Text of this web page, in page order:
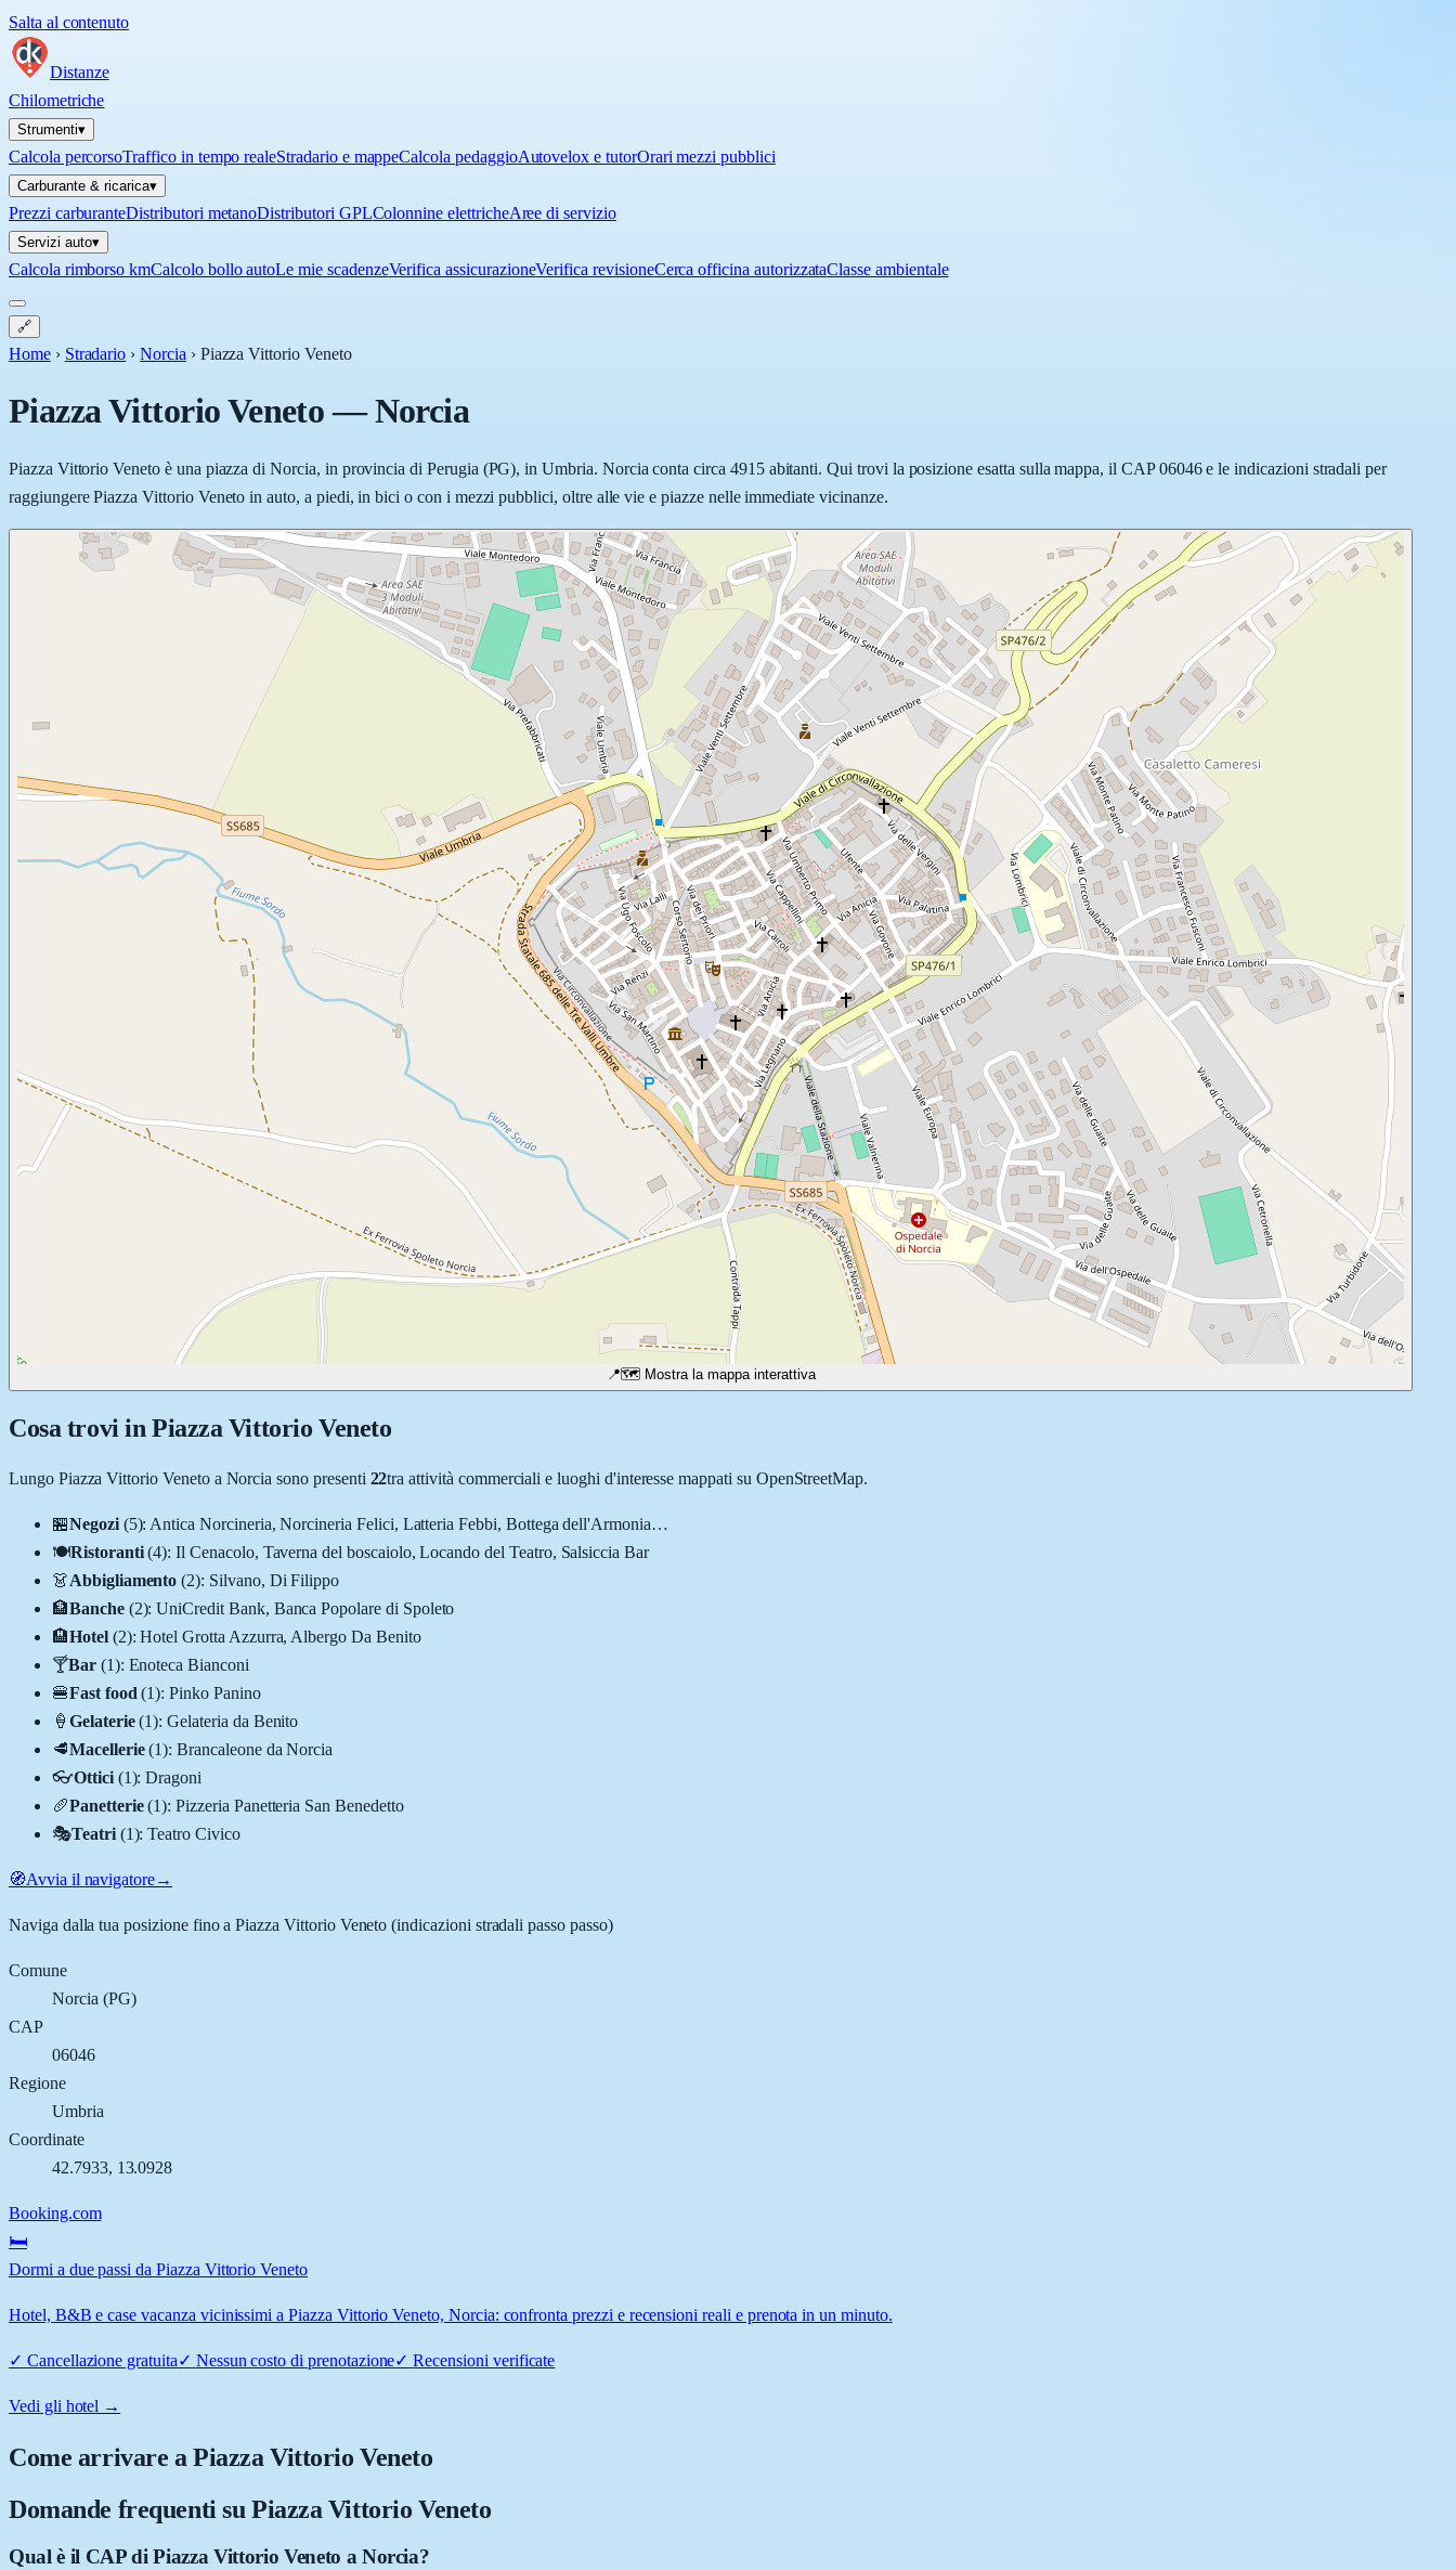
Salta al contenuto
Distanze
Chilometriche
Strumenti▾
Calcola percorsoTraffico in tempo realeStradario e mappeCalcola pedaggioAutovelox e tutorOrari mezzi pubblici
Carburante & ricarica▾
Prezzi carburanteDistributori metanoDistributori GPLColonnine elettricheAree di servizio
Servizi auto▾
Calcola rimborso kmCalcolo bollo autoLe mie scadenzeVerifica assicurazioneVerifica revisioneCerca officina autorizzataClasse ambientale
🔗
Home › Stradario › Norcia › Piazza Vittorio Veneto
Piazza Vittorio Veneto—Norcia
Piazza Vittorio Veneto è una piazza di Norcia, in provincia di Perugia (PG), in Umbria. Norcia conta circa 4915 abitanti. Qui trovi la posizione esatta sulla mappa, il CAP 06046 e le indicazioni stradali per
raggiungere Piazza Vittorio Veneto in auto, a piedi, in bici o con i mezzi pubblici, oltre alle vie e piazze nelle immediate vicinanze.
📍🗺️ Mostra la mappa interattiva
Cosa trovi in Piazza Vittorio Veneto
Lungo Piazza Vittorio Venetoa Norcia sono presenti 22tra attività commerciali e luoghi d'interesse mappati su OpenStreetMap.
🏪Negozi (5): Antica Norcineria, Norcineria Felici, Latteria Febbi, Bottega dell'Armonia…
🍽️Ristoranti (4):Il Cenacolo, Taverna del boscaiolo, Locando del Teatro, Salsiccia Bar
👗Abbigliamento (2): Silvano, Di Filippo
🏦Banche (2):UniCredit Bank, Banca Popolare di Spoleto
🏨Hotel (2):Hotel Grotta Azzurra, Albergo Da Benito
🍸Bar (1): Enoteca Bianconi
🍔Fast food (1):Pinko Panino
🍦 Gelaterie (1):Gelateria da Benito
🥩Macellerie (1):Brancaleone da Norcia
👓Ottici (1):Dragoni
🥖Panetterie (1):Pizzeria Panetteria San Benedetto
🎭Teatri (1):Teatro Civico
🧭Avvia il navigatore→
Naviga dalla tua posizione fino aPiazza Vittorio Veneto (indicazioni stradali passo passo)
Comune
Norcia (PG)
CAP
06046
Regione
Umbria
Coordinate
42.7933, 13.0928
Booking.com
🛏️
Dormi a due passi da Piazza Vittorio Veneto
Hotel, B&B e case vacanza vicinissimi a Piazza Vittorio Veneto, Norcia: confronta prezzi e recensioni reali e prenota in un minuto.
✓ Cancellazione gratuita✓ Nessun costo di prenotazione✓Recensioni verificate
Vedi gli hotel →
Come arrivare aPiazza Vittorio Veneto
Domande frequenti su Piazza Vittorio Veneto
Qual è il CAP di Piazza Vittorio Veneto a Norcia?